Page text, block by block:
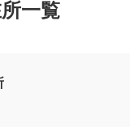
一覧